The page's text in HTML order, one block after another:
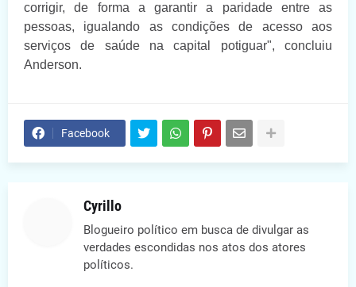
corrigir, de forma a garantir a paridade entre as
pessoas, igualando as condições de acesso aos
serviços de saúde na capital potiguar", concluiu
Anderson.
Facebook
Cyrillo
Blogueiro político em busca de divulgar as
verdades escondidas nos atos dos atores
políticos.